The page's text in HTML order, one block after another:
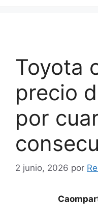
Toyota
precio
por
2 junio, 2026 por